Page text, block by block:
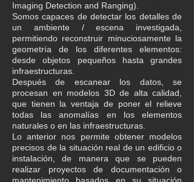
Imaging Detection and Ranging).
Somos capaces de detectar los detalles de
un ambiente / escena investigada,
permitiendo reconstruir minuciosamente la
geometría de los diferentes elementos:
desde objetos pequeños hasta grandes
infraestructuras.
Después de escanear los datos, se
procesan en modelos 3D de alta calidad,
que tienen la ventaja de poner el relieve
todas las anomalías en los elementos
naturales o en las infraestructuras.
Lo anterior nos permite obtener modelos
precisos de la situación real de un edificio o
instalación, de manera que se pueden
realizar proyectos de documentación o